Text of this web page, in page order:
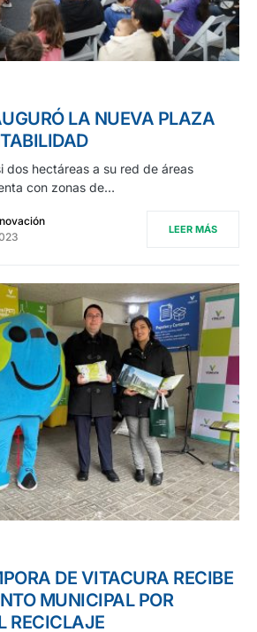
LA NUEVA PLAZA
dos hectáreas a su red de áreas
con zonas de…
LEER MÁS
DE VITACURA RECIBE
MUNICIPAL POR
RECICLAJE